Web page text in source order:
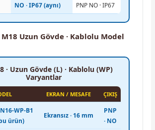
NO · IP67 (aynı)
PNP NO · IP67
Uzun Gövde · Kablolu Model
· Uzun Gövde (L) · Kablolu (WP)
Varyantlar
EKRAN / MESAFE ÇIKIŞ
WP-B1
ürün)
Ekransız · 16 mm
PNP
· NO